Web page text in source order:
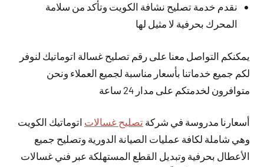
نقدم خدمة تصليح نشافة الكويت وتأكد من سلامة
المحرك بحرفية لا مثيل لها
يمكنكم التواصل معنا على رقم تصليح غسالة اتوماتيك لنوفر
لكم جميع خدماتنا بأسعار مناسبة لجميع العملاء ونحن
متوافرون لخدمتكم على مدار 24 ساعة
أسعارنا مدروسة في شركة تصليح غسالات اتوماتيك الكويت
وهي شاملة لكافة عمليات الصيانة الدورية وتصليح جميع
الأعطال بحرفية وتبديل القطع المستهلكة عبر فني غسالات